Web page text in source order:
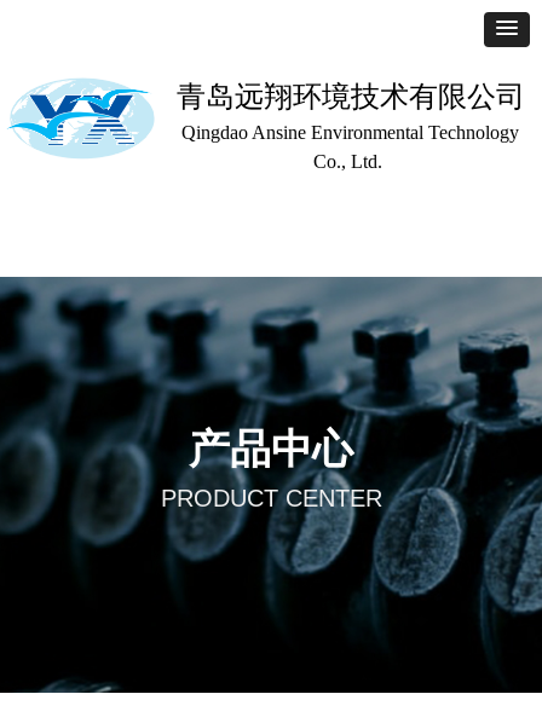
青岛远翔环境技术有限公司
Qingdao Ansine Environmental Technology
Co., Ltd.
产品中心
PRODUCT CENTER